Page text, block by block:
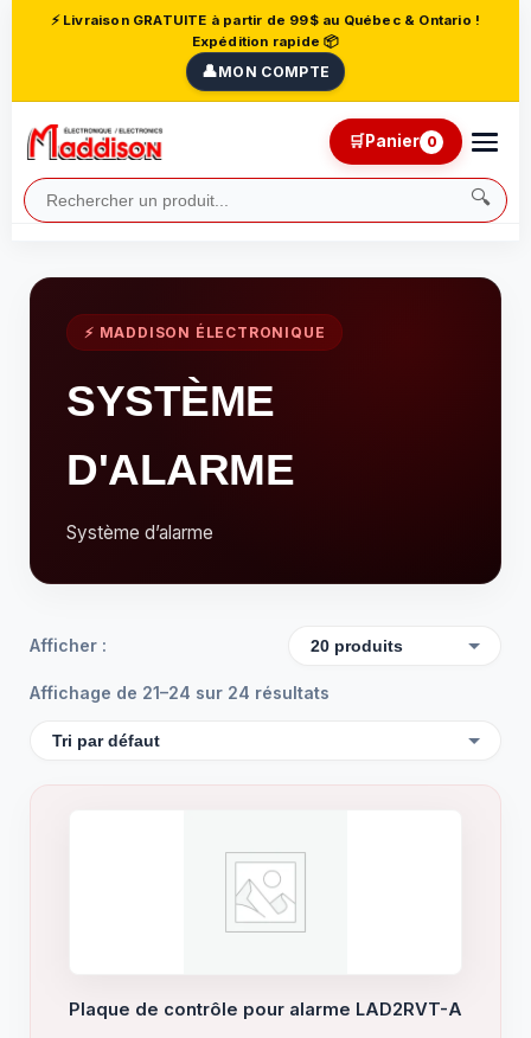
⚡ Livraison GRATUITE à partir de 99$ au Québec & Ontario !
Expédition rapide 📦
👤MON COMPTE
🔍
🛒Panier 0
⚡ MADDISON ÉLECTRONIQUE
SYSTÈME
D'ALARME
Système d’alarme
Afficher :
Affichage de 21–24 sur 24 résultats
Plaque de contrôle pour alarme LAD2RVT-A